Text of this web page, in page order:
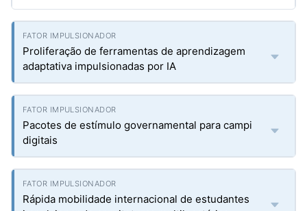
Proliferação de ferramentas de aprendizagem
adaptativa impulsionadas por IA
Pacotes de estímulo governamental para campi
digitais
Rápida mobilidade internacional de estudantes